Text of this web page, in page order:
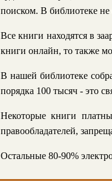
поиском. В библиотеке не
Все книги находятся в
книги онлайн, то также
В нашей библиотеке
порядка 100 тысяч - это
Некоторые книги
правообладателей,
Остальные 80-90%